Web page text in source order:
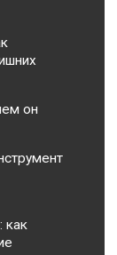
он
как